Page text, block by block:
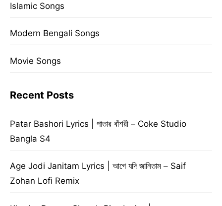
Islamic Songs
Modern Bengali Songs
Movie Songs
Recent Posts
Patar Bashori Lyrics | পাতার বাঁশরী – Coke Studio
Bangla S4
Age Jodi Janitam Lyrics | আগে যদি জানিতাম – Saif
Zohan Lofi Remix